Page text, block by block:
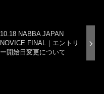
10.18 NABBA JAPAN
NOVICE FINAL｜エントリ
ー開始日変更について